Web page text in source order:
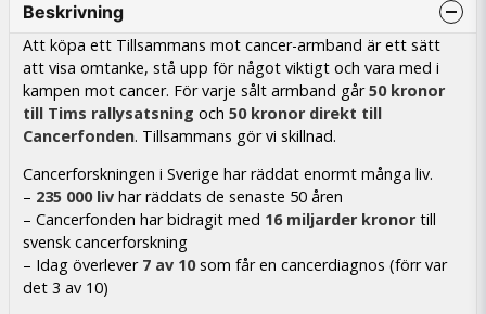
Beskrivning
Att köpa ett Tillsammans mot cancer-armband är ett sätt
att visa omtanke, stå upp för något viktigt och vara med i
kampen mot cancer. För varje sålt armband går 50 kronor
till Tims rallysatsning och 50 kronor direkt till
Cancerfonden. Tillsammans gör vi skillnad.
Cancerforskningen i Sverige har räddat enormt många liv.
– 235 000 liv har räddats de senaste 50 åren
– Cancerfonden har bidragit med 16 miljarder kronor till
svensk cancerforskning
– Idag överlever 7 av 10 som får en cancerdiagnos (förr var
det 3 av 10)